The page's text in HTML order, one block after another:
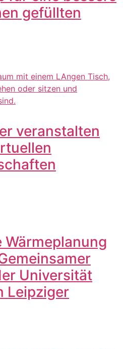
gefüllten
veranstalten
Wärmeplanung
Universität
Leipziger